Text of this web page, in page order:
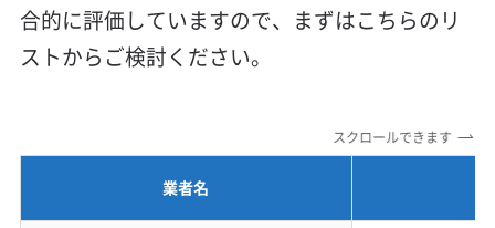
利便性・サービス (12)
年末年始対応
防カビ・抗菌 消臭処理 防汚コーティング
合的に評価していますので、まずはこちらのリ
ストからご検討ください。
スクロールできます
業者名